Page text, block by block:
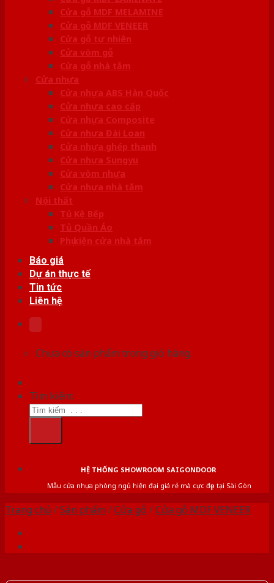
Cửa gỗ MDF MELAMINE
Cửa gỗ MDF VENEER
Cửa gỗ tự nhiên
Cửa vòm gỗ
Cửa gỗ nhà tắm
Cửa nhựa
Cửa nhựa ABS Hàn Quốc
Cửa nhựa cao cấp
Cửa nhựa Composite
Cửa nhựa Đài Loan
Cửa nhựa ghép thanh
Cửa nhựa Sungyu
Cửa vòm nhựa
Cửa nhựa nhà tắm
Nội thất
Tủ Kệ Bếp
Tủ Quần Áo
Phụ kiện cửa nhà tắm
Báo giá
Dự án thực tế
Tin tức
Liên hệ
Chưa có sản phẩm trong giỏ hàng.
Tìm kiếm:
HỆ THỐNG SHOWROOM SAIGONDOOR
Mẫu cửa nhựa phòng ngủ hiện đại giá rẻ mà cực đẹp tại Sài Gòn
Trang chủ /Sản phẩm /Cửa gỗ /Cửa gỗ MDF VENEER